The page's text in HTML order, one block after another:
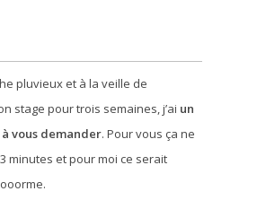
pluvieux et à la veille de
stage pour trois semaines, j’ai un
vous demander. Pour vous ça ne
minutes et pour moi ce serait